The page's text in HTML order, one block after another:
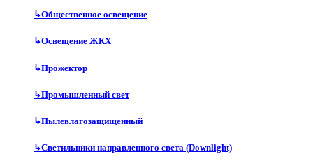
↳Общественное освещение
↳Освещение ЖКХ
↳Прожектор
↳Промышленный свет
↳Пылевлагозащищенный
↳Светильники направленного света (Downlight)